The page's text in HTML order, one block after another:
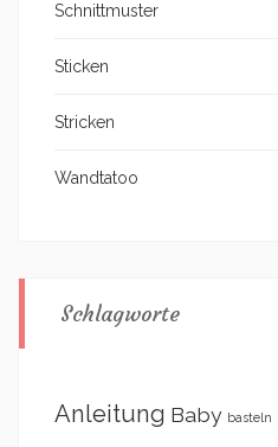
Schnittmuster
Sticken
Stricken
Wandtatoo
Schlagworte
Anleitung Baby basteln